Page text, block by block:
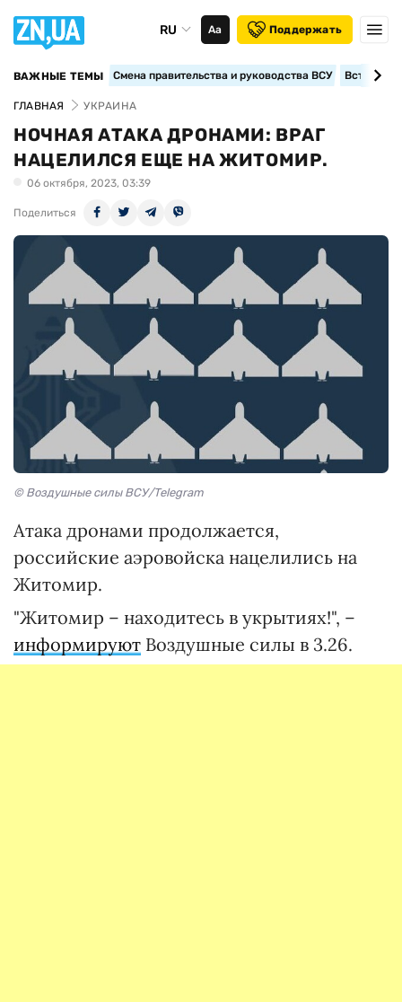
RU Аа Поддержать
ВАЖНЫЕ ТЕМЫ Смена правительства и руководства ВСУ
ГЛАВНАЯ УКРАИНА
НОЧНАЯ АТАКА ДРОНАМИ: ВРАГ
НАЦЕЛИЛСЯ ЕЩЕ НА ЖИТОМИР.
06 октября, 2023, 03:39
Поделиться
© Воздушные силы ВСУ/Telegram
Атака дронами продолжается,
российские аэровойска нацелились на
Житомир.
"Житомир – находитесь в укрытиях!", –
информируют Воздушные силы в 3.26.